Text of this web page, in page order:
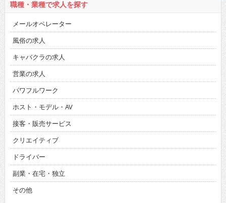
職種・業種で求人を探す
メールオペレーター
風俗の求人
キャバクラの求人
営業の求人
パワフルワーク
ホスト・モデル・AV
接客・販売サービス
クリエイティブ
ドライバー
副業・在宅・独立
その他